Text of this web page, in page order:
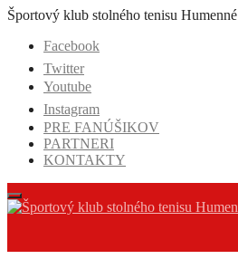
Prejsť
obsah
Športový klub stolného tenisu Humenné
Facebook
Twitter
Youtube
Instagram
PRE FANÚŠIKOV
PARTNERI
KONTAKTY